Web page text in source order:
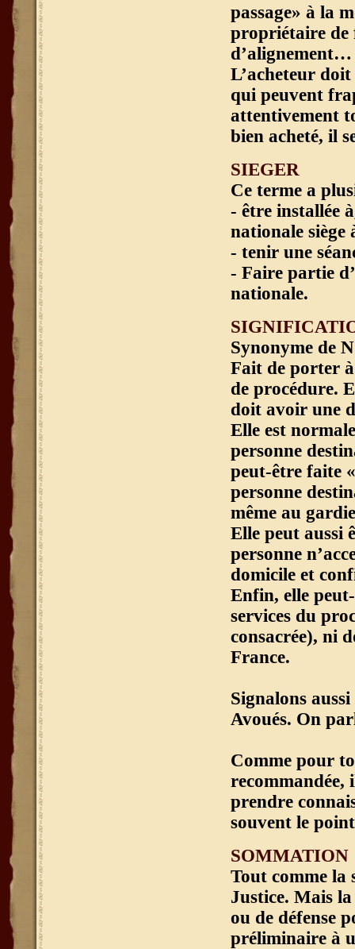
passage» à la
propriétaire de
d’alignement…
L’acheteur
qui peuvent
attentivement
bien acheté, il
SIEGER
Ce terme a
- être installée
nationale siège
- tenir une
- Faire partie
nationale.
Synonyme de
Fait de porter à
de procédure.
doit avoir une
Elle est
personne
peut-être faite
personne
même au
Elle peut aussi
personne
domicile et
Enfin, elle
services du
consacrée), ni
France.
Signalons
Avoués. On
Comme pour
recommandée,
prendre
souvent le
SOMMATION
Tout comme la
Justice. Mais
ou de défense
préliminaire à